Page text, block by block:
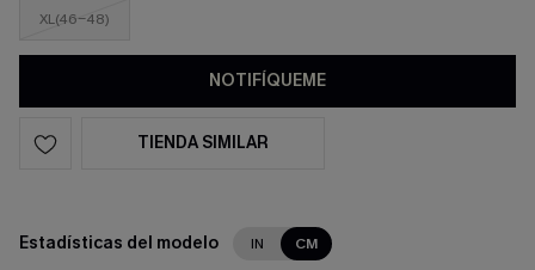
XL(46-48)
NOTIFÍQUEME
TIENDA SIMILAR
Estadísticas del modelo IN CM